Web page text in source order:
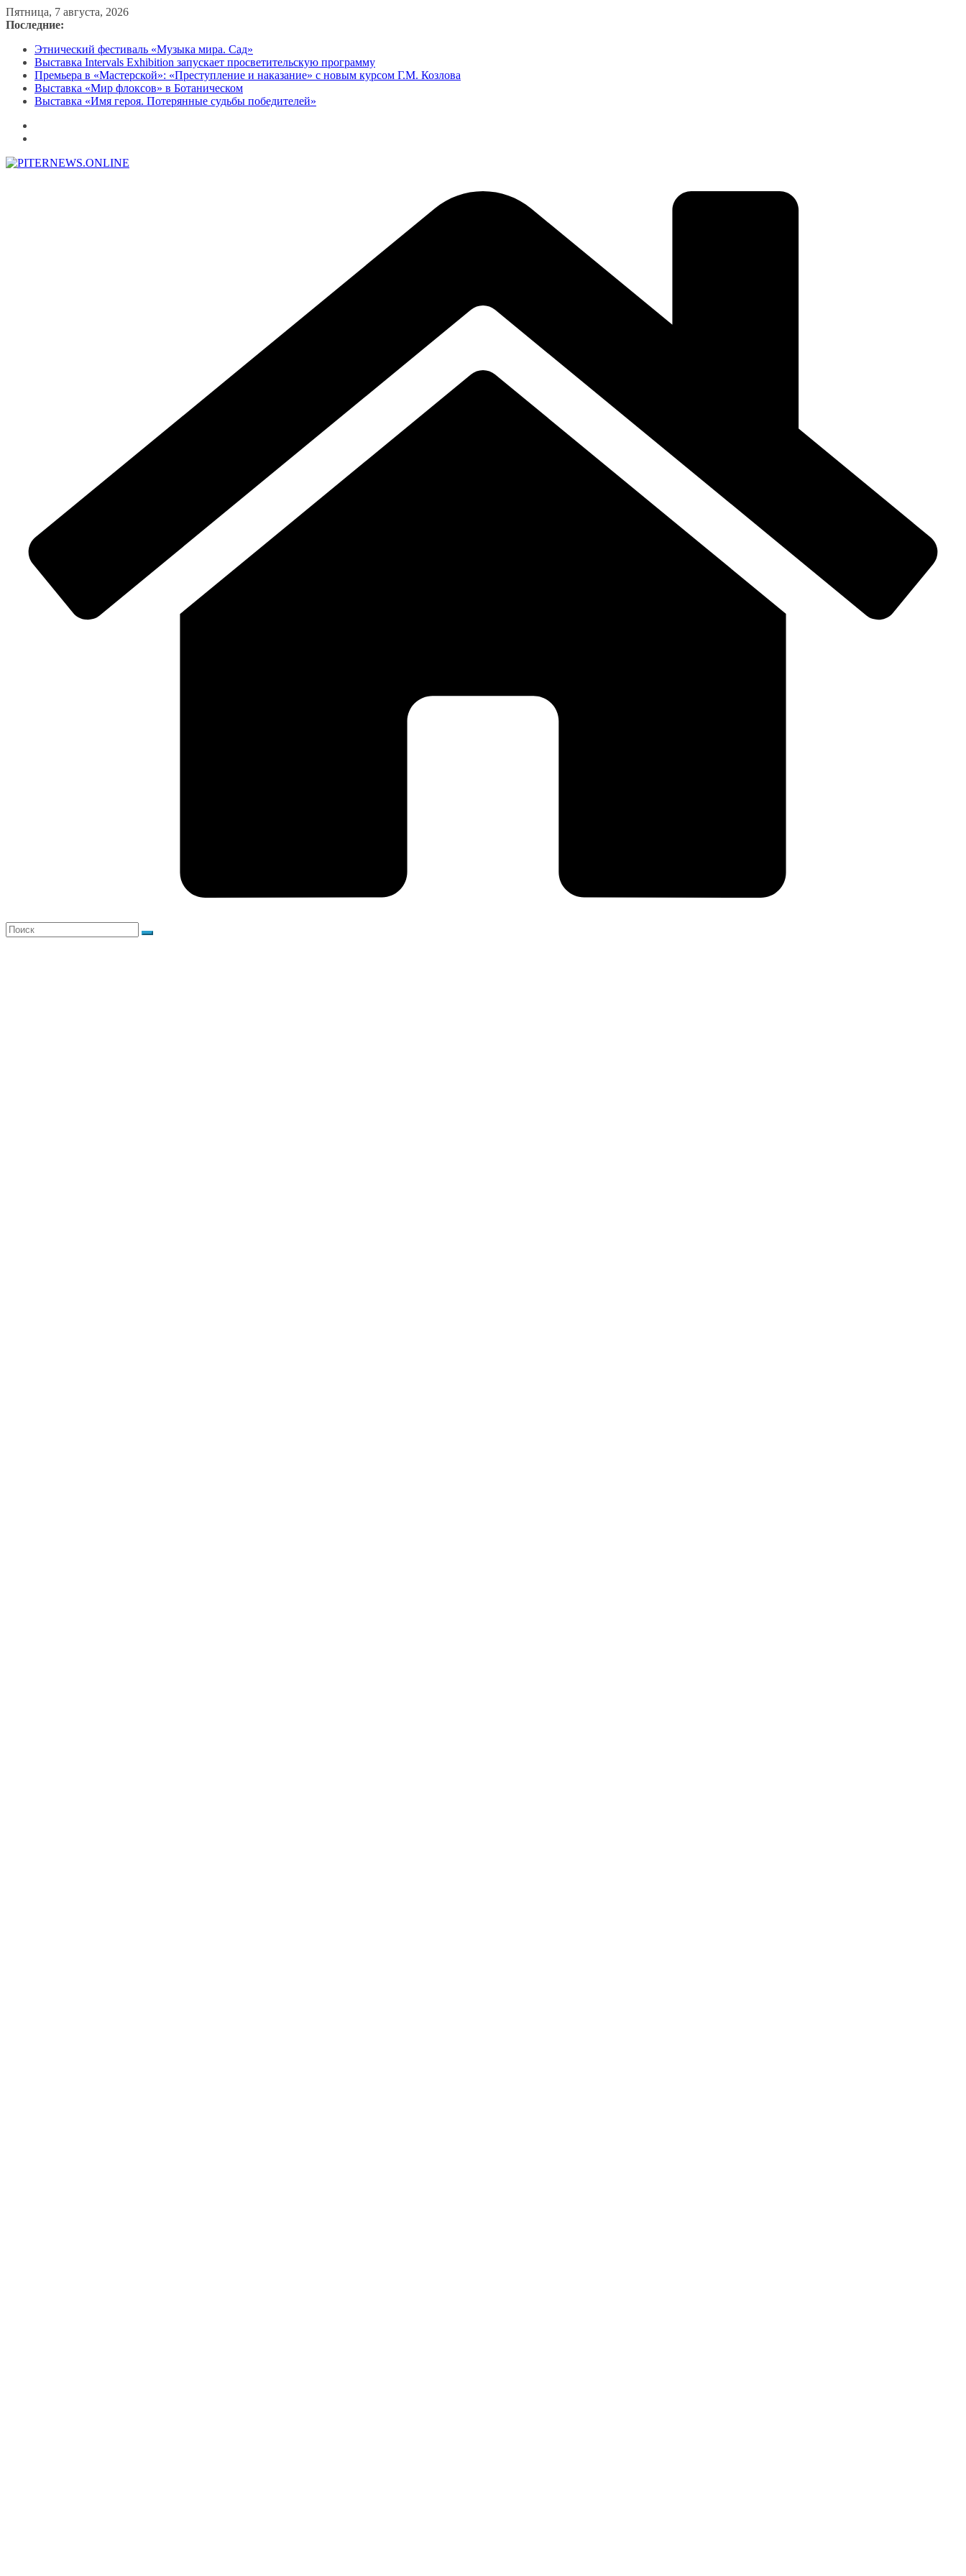
Перейти
к
Пятница, 7 августа, 2026
Последние:
Этнический фестиваль «Музыка мира. Сад»
Выставка Intervals Exhibition запускает просветительскую программу
Премьера в «Мастерской»: «Преступление и наказание» с новым курсом Г.М. Козлова
Выставка «Мир флоксов» в Ботаническом
Выставка «Имя героя. Потерянные судьбы победителей»